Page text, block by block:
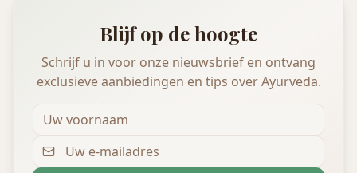
Blijf op de hoogte
Schrijf u in voor onze nieuwsbrief en ontvang
exclusieve aanbiedingen en tips over Ayurveda.